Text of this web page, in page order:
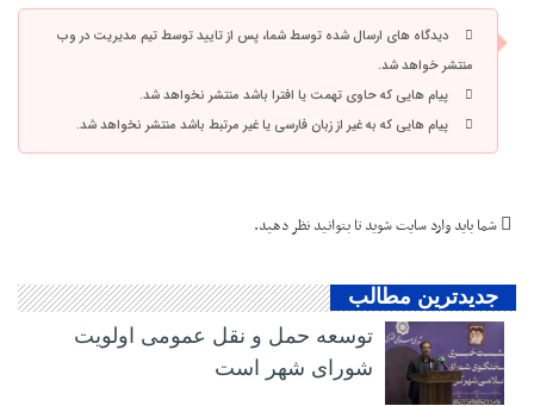
دیدگاه های ارسال شده توسط شما، پس از تایید توسط تیم مدیریت در وب
منتشر خواهد شد.
پیام هایی که حاوی تهمت یا افترا باشد منتشر نخواهد شد.
پیام هایی که به غیر از زبان فارسی یا غیر مرتبط باشد منتشر نخواهد شد.
شما بایدوارد سایت شویدتا بتوانید نظر دهید.
جدیدترین مطالب
توسعه حمل و نقل عمومی اولویت
شورای شهر است